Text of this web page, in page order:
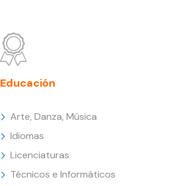
Educación
Arte, Danza, Música
Idiomas
Licenciaturas
Técnicos e Informáticos